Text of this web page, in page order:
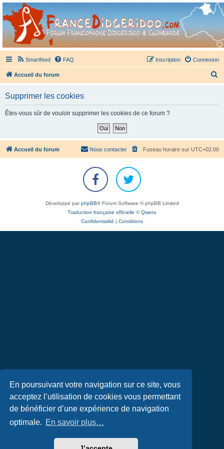
En poursuivant votre navigation sur ce site, vous
acceptez l’utilisation de cookies vous permettant
de bénéficier d’une expérience de navigation
optimale. En savoir plus…
France Didgeridoo
Didgeridoo et Guimbarde sur France Didgeridoo - retrouvez la communauté.
Smartfeed FAQ Connexion
Inscription
Accueil du forum
c
h
Supprimer les cookies
Êtes-vous sûr de vouloir supprimer les cookies de ce forum ?
Accueil du forum Fuseau horaire sur UTC+02:00
Nous contacter
Développé parphpBB® Forum Software © phpBB Limited
Traduction française officielle ©Qiaeru
Confidentialité
Conditions